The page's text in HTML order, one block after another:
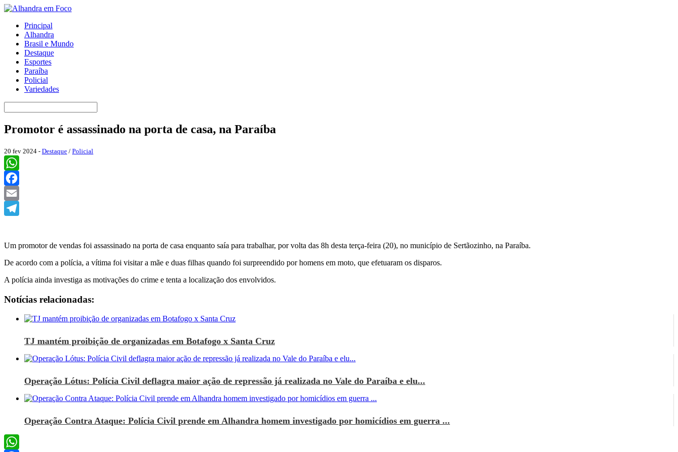
Principal
Alhandra
Brasil e Mundo
Destaque
Esportes
Paraíba
Policial
Variedades
Promotor é assassinado na porta de casa, na Paraíba
20 fev 2024 - Destaque / Policial
WhatsApp
Facebook
Email
Um promotor de vendas foi assassinado na porta de casa enquanto saía para trabalhar, por volta das 8h desta terça-feira (20), no município de Sertãozinho, na Paraíba.
De acordo com a polícia, a vítima foi visitar a mãe e duas filhas quando foi surpreendido por homens em moto, que efetuaram os disparos.
A polícia ainda investiga as motivações do crime e tenta a localização dos envolvidos.
Notícias relacionadas:
TJ mantém proibição de organizadas em Botafogo x Santa Cruz
Operação Lótus: Polícia Civil deflagra maior ação de repressão já realizada no Vale do Paraíba e elu...
Operação Contra Ataque: Polícia Civil prende em Alhandra homem investigado por homicídios em guerra ...